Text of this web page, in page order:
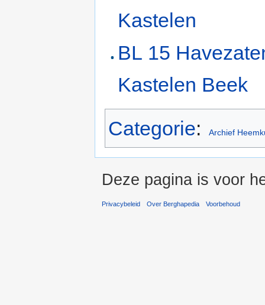
Kastelen
BL 15
Kastelen Beek
Categorie: Archief
Deze pagina is voor
Privacybeleid Over Berghapedia Voorbehoud